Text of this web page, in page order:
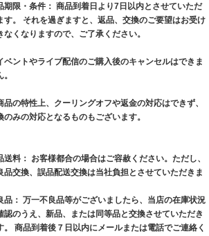
期限・条件： 商品到着日より7日以内とさせていただ
す。 それを過ぎますと、返品、交換のご要望はお受け
なくなりますので、ご了承ください。
ントやライブ配信のご購入後のキャンセルはできま
の特性上、クーリングオフや返金の対応はできず、
のみの対応となるものもございます。
送料： お客様都合の場合はご容赦ください。ただし、
品交換、誤品配送交換は当社負担とさせていただきま
品： 万一不良品等がございましたら、当店の在庫状況
認のうえ、新品、または同等品と交換させていただき
。 商品到着後７日以内にメールまたは電話でご連絡く